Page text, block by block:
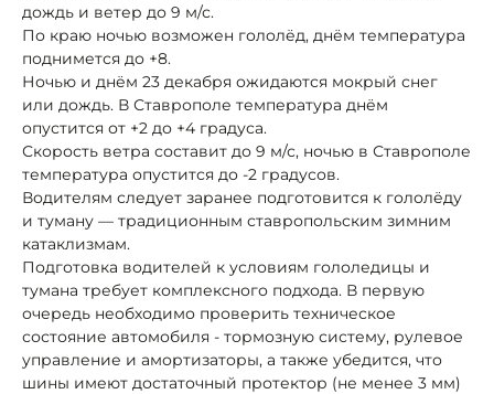
дождь и ветер до 9 м/с.
По краю ночью возможен гололёд, днём температура
поднимется до +8.
Ночью и днём 23 декабря ожидаются мокрый снег
или дождь. В Ставрополе температура днём
опустится от +2 до +4 градуса.
Скорость ветра составит до 9 м/с, ночью в Ставрополе
температура опустится до -2 градусов.
Водителям следует заранее подготовится к гололёду
и туману — традиционным ставропольским зимним
катаклизмам.
Подготовка водителей к условиям гололедицы и
тумана требует комплексного подхода. В первую
очередь необходимо проверить техническое
состояние автомобиля - тормозную систему, рулевое
управление и амортизаторы, а также убедится, что
шины имеют достаточный протектор (не менее 3 мм)